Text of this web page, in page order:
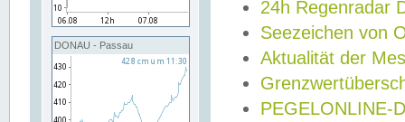
DONAU - Passau
24h Regenradar
Seezeichen von
Aktualität der
PEGELONLINE-